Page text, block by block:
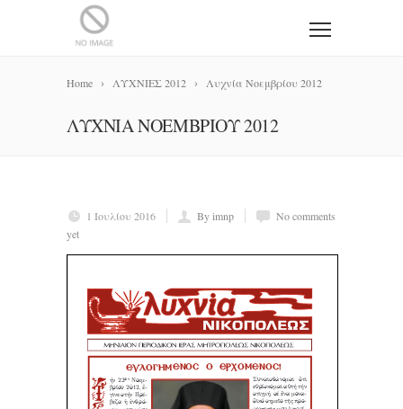
Home ΛΥΧΝΙΕΣ 2012 Λυχνία Νοεμβρίου 2012
ΛΥΧΝΊΑ ΝΟΕΜΒΡΊΟΥ 2012
1 Ιουλίου 2016 By imnp
No comments
yet